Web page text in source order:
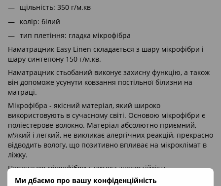
Ми дбаємо про вашу конфіденційність
щільність: 350 г/м.кв
колір: білий
тип плетіння: гладка мікрофібра
Наматрацник Easy Linen складається з шару мікрофібри і
шару синтепону 150 г/м.кв.
Наматрацник стьобаний виконує захисну функцію, а також
він допоможе усунути ковзання постільної білизни на
матраці.
Мікрофібра - якісний матеріал, який широко
використовують в сучасному світі. Основою мікрофібри є
поліестерове волокно. Матеріал абсолютно приємний,
м'який і легкий, не викликає алергічних реакцій, прекрасно
відводить вологу, що позитивно впливає на мікроклімат в
ліжку.
Перевагою мікрофібри є висока зносостійкість,
наматрацник з такого матеріалу прослужить в рази довше,